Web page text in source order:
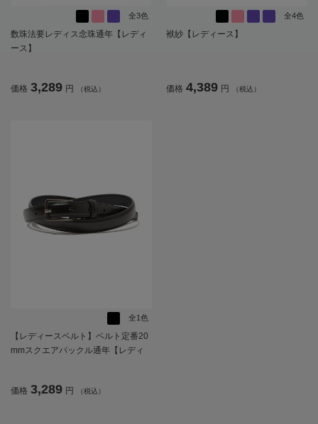
全3色
数珠法要レディス念珠通年【レディ
ース】
価格 3,289 円 （税込）
全4色
袱紗【レディース】
価格 4,389 円 （税込）
全1色
【レディースベルト】ベルト定番20
mmスクエアバックル通年【レディ
価格 3,289 円 （税込）